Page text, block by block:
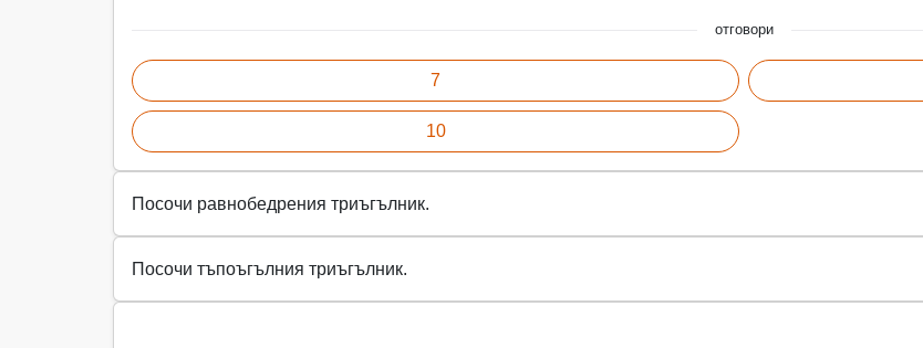
отговори
7
10
Посочи равнобедрения триъгълник.
Посочи тъпоъгълния триъгълник.